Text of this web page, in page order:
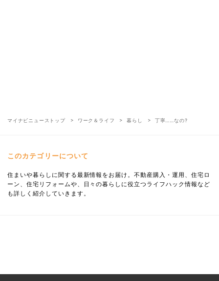
マイナビニューストップ ワーク＆ライフ 暮らし 丁寧……なの?
このカテゴリーについて
住まいや暮らしに関する最新情報をお届け。不動産購入・運用、住宅ロ
ーン、住宅リフォームや、日々の暮らしに役立つライフハック情報など
も詳しく紹介していきます。